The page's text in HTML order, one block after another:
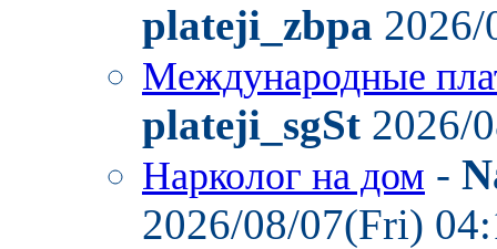
plateji_zbpa
Международные
plateji_sgSt 2026/
Нарколог на дом -
2026/08/07(Fri)